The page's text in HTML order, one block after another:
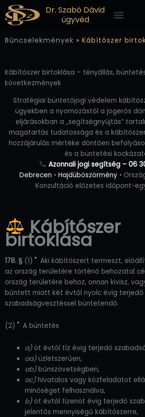
Skip
to
content
Dr. Szabó Dávid
ügyvéd
Menü
Bűncselekmények » Kábítószer
Kábítószer birtoklása – tényállás,
következmények
Stratégiai büntetőjogi védelem
ügyekben a nyomozástól a jogerős
eljárásokban a „segítségnyújtás”
magatartás tudatossága és a
hozzájárulás mértéke döntően
és a büntetési
Azonnali jogi segítség – 06
Debrecen • Hajdúböszörmény •
Konzultáció előzetes időpont-
Kábítószer
birtoklása
178. § (1) * Aki kábítószert termeszt,
az ország területére történő behozatal
ország területére behoz, onnan kivisz,
bűntett miatt két évtől nyolc évig terjedő
szabadságvesztéssel büntetendő.
(2) * A büntetés
a) öt évtől tíz évig terjedő
aa)üzletszerűen,
ab)bűnszövetségben,
ac)hivatalos vagy közfeladatot
minőséget felhasználva,
b) öt évtől tizenöt évig terjedő
jelentős mennyiségű kábítószerre,